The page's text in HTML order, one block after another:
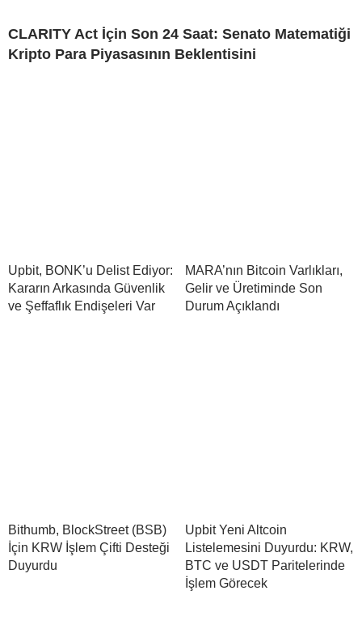
CLARITY Act İçin Son 24 Saat: Senato Matematiği
Kripto Para Piyasasının Beklentisini
Upbit, BONK’u Delist Ediyor:
Kararın Arkasında Güvenlik
ve Şeffaflık Endişeleri Var
MARA’nın Bitcoin Varlıkları,
Gelir ve Üretiminde Son
Durum Açıklandı
Bithumb, BlockStreet (BSB)
İçin KRW İşlem Çifti Desteği
Duyurdu
Upbit Yeni Altcoin
Listelemesini Duyurdu: KRW,
BTC ve USDT Paritelerinde
İşlem Görecek